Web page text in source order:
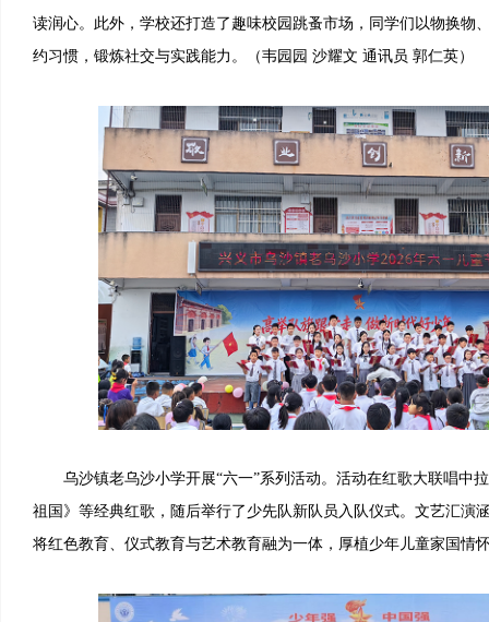
读润心。此外，学校还打造了趣味校园跳蚤市场，同学们以物换物
约习惯，锻炼社交与实践能力。（韦园园 沙耀文 通讯员 郭仁英）
乌沙镇老乌沙小学开展“六一”系列活动。活动在红歌大联唱中
祖国》等经典红歌，随后举行了少先队新队员入队仪式。文艺汇演
将红色教育、仪式教育与艺术教育融为一体，厚植少年儿童家国情